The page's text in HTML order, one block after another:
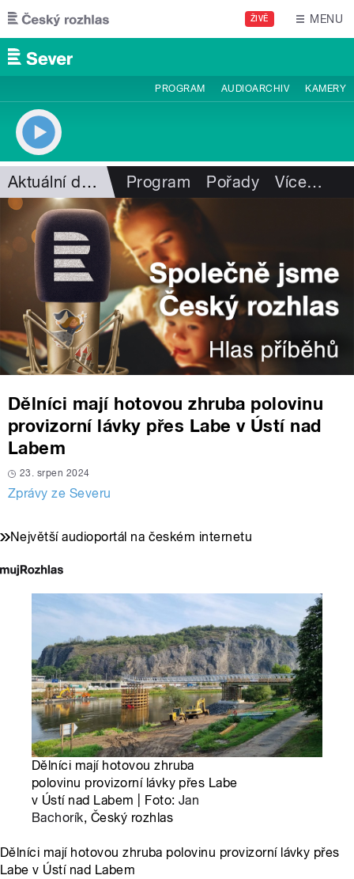
Přejít k hlavnímu obsahu
ŽIVĚ MENU
PROGRAM AUDIOARCHIV KAMERY
Aktuální dění Program Pořady Více…
Dělníci mají hotovou zhruba polovinu
provizorní lávky přes Labe v Ústí nad
Labem
23. srpen 2024
Zprávy ze Severu
Největší audioportál na českém internetu
Dělníci mají hotovou zhruba
polovinu provizorní lávky přes Labe
v Ústí nad Labem | Foto: Jan
Bachorík, Český rozhlas
Dělníci mají hotovou zhruba polovinu provizorní lávky přes
Labe v Ústí nad Labem